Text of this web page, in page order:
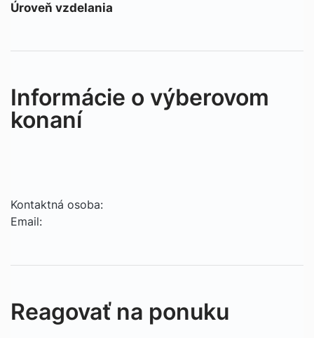
Úroveň vzdelania
Informácie o výberovom
konaní
Kontaktná osoba:
Email:
Reagovať na ponuku